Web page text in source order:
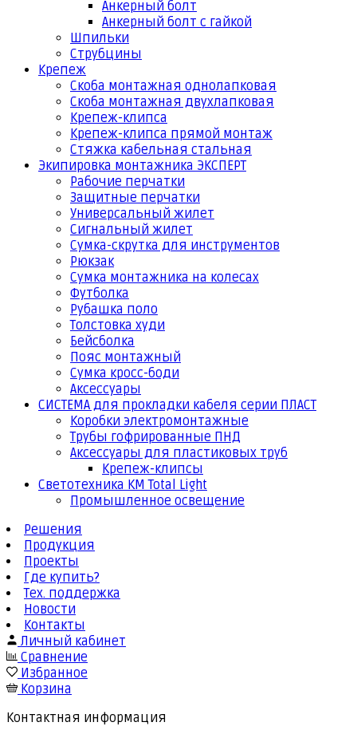
Анкерный болт
Анкерный болт с гайкой
Шпильки
Струбцины
Крепеж
Скоба монтажная однолапковая
Скоба монтажная двухлапковая
Крепеж-клипса
Крепеж-клипса прямой монтаж
Стяжка кабельная стальная
Экипировка монтажника ЭКСПЕРТ
Рабочие перчатки
Защитные перчатки
Универсальный жилет
Сигнальный жилет
Сумка-скрутка для инструментов
Рюкзак
Сумка монтажника на колесах
Футболка
Рубашка поло
Толстовка худи
Бейсболка
Пояс монтажный
Сумка кросс-боди
Аксессуары
СИСТЕМА для прокладки кабеля серии ПЛАСТ
Коробки электромонтажные
Трубы гофрированные ПНД
Аксессуары для пластиковых труб
Крепеж-клипсы
Светотехника КМ Total Light
Промышленное освещение
Решения
Продукция
Проекты
Где купить?
Тех. поддержка
Новости
Контакты
Личный кабинет
Сравнение
Избранное
Корзина
Контактная информация